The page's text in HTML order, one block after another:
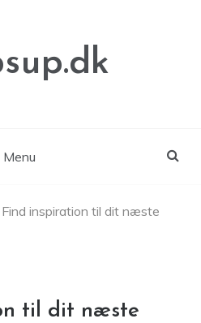
Menu
Find inspiration til dit næste
til dit næste